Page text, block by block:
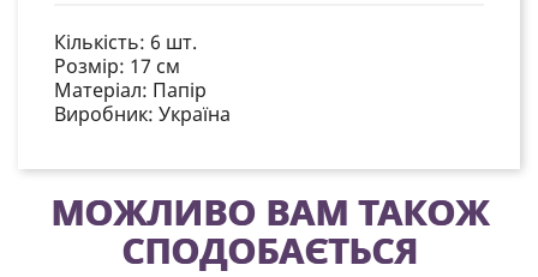
Кількість: 6 шт.
Розмір: 17 см
Матеріал: Папір
Виробник: Україна
МОЖЛИВО ВАМ ТАКОЖ
СПОДОБАЄТЬСЯ